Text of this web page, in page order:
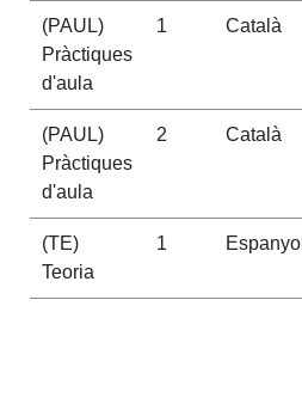
(PAUL)
Pràctiques
d'aula
1 Català
(PAUL)
Pràctiques
d'aula
2 Català
(TE)
Teoria
1 Espanyol